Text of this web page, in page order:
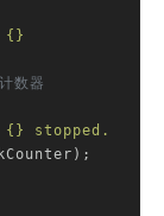
{}
数器
stopped.